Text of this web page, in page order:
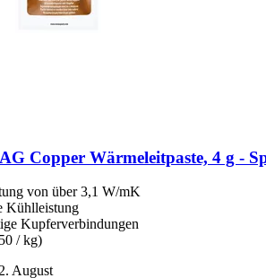
AG Copper Wärmeleitpaste, 4 g -​
von über 3,1 W/mK
Kühlleistung
Kupferverbindungen
/ kg)
August